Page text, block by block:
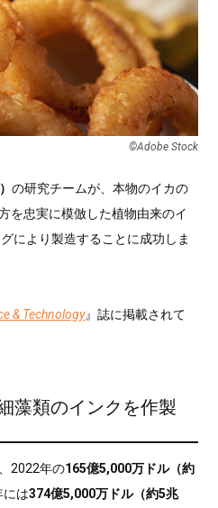
©︎Adobe Stock
の研究チームが、本物のイカの
を忠実に模倣した植物由来のイ
により製造することに成功しま
& Technology』誌に掲載されて
藻類のインクを作製
2022年の165億5,000万ドル（約
には374億5,000万ドル（約5兆